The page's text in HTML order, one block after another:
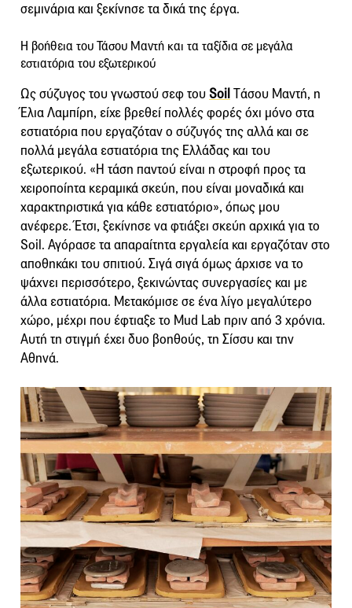
σεμινάρια και ξεκίνησε τα δικά της έργα.
H βοήθεια του Τάσου Μαντή και τα ταξίδια σε μεγάλα
εστιατόρια του εξωτερικού
Ως σύζυγος του γνωστού σεφ του SoilTάσου Μαντή, η
Έλια Λαμπίρη, είχε βρεθεί πολλές φορές όχι μόνο στα
εστιατόρια που εργαζόταν ο σύζυγός της αλλά και σε
πολλά μεγάλα εστιατόρια της Ελλάδας και του
εξωτερικού. «Η τάση παντού είναι η στροφή προς τα
χειροποίητα κεραμικά σκεύη, που είναι μοναδικά και
χαρακτηριστικά για κάθε εστιατόριο», όπως μου
ανέφερε. Έτσι, ξεκίνησε να φτιάξει σκεύη αρχικά για το
Soil. Αγόρασε τα απαραίτητα εργαλεία και εργαζόταν στο
αποθηκάκι του σπιτιού. Σιγά σιγά όμως άρχισε να το
ψάχνει περισσότερο, ξεκινώντας συνεργασίες και με
άλλα εστιατόρια. Μετακόμισε σε ένα λίγο μεγαλύτερο
χώρο, μέχρι που έφτιαξε το Mud Lab πριν από 3 χρόνια.
Αυτή τη στιγμή έχει δυο βοηθούς, τη Σίσσυ και την
Αθηνά.